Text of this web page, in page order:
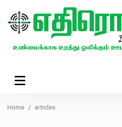
Home articles